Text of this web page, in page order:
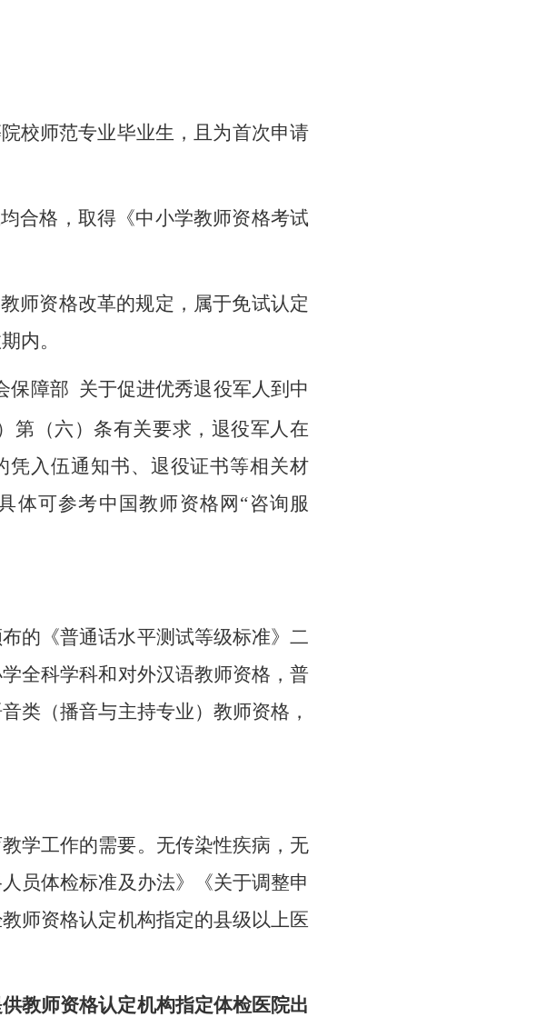
校师范专业毕业生，且为首次申请
合格，取得《中小学教师资格考试
师资格改革的规定，属于免试认定
内。
保障部 关于促进优秀退役军人到中
第（六）条有关要求，退役军人在
凭入伍通知书、退役证书等相关材
体可参考中国教师资格网“咨询服
的《普通话水平测试等级标准》二
全科学科和对外汉语教师资格，普
类（播音与主持专业）教师资格，
学工作的需要。无传染性疾病，无
员体检标准及办法》《关于调整申
师资格认定机构指定的县级以上医
教师资格认定机构指定体检医院出